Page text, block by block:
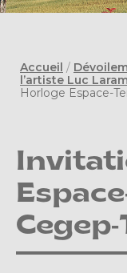
Accueil /
l’artiste Luc
Horloge Espace-
Cegep-